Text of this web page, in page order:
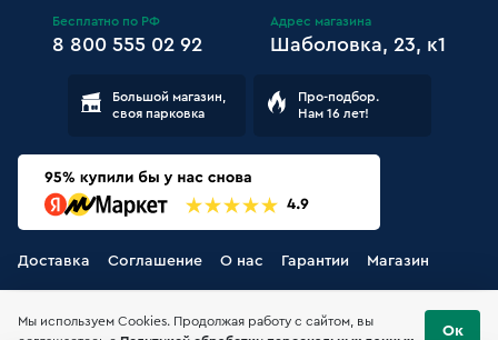
Бесплатно по РФ
8 800 555 02 92
Адрес магазина
Шаболовка, 23, к1
Большой магазин,
своя парковка
Про-подбор.
Нам 16 лет!
Доставка Соглашение О нас Гарантии Магазин
Мы используем Cookies. Продолжая работу с сайтом, вы
Ок